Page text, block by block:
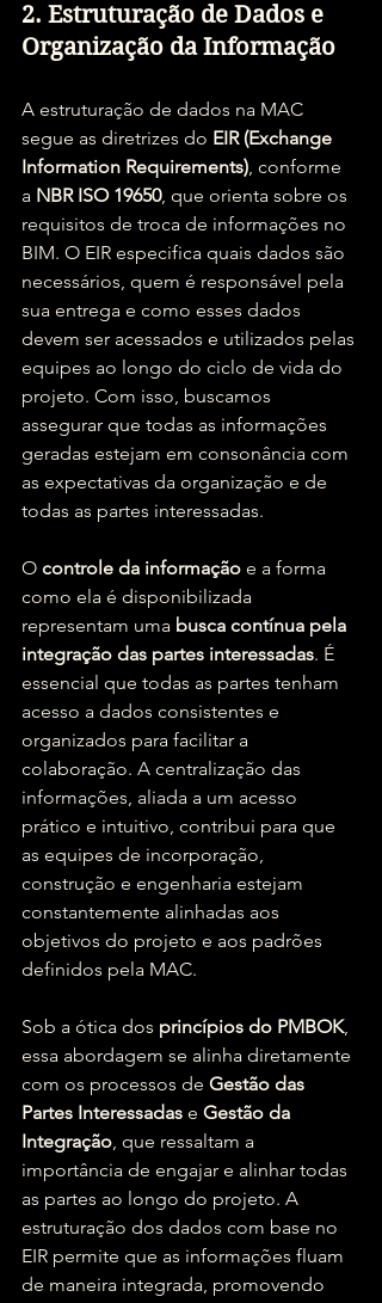
2. Estruturação de Dados e
Organização da Informação
A estruturação de dados na MAC
segue as diretrizes do EIR (Exchange
Information Requirements), conforme
a NBR ISO 19650, que orienta sobre os
requisitos de troca de informações no
BIM. O EIR especifica quais dados são
necessários, quem é responsável pela
sua entrega e como esses dados
devem ser acessados e utilizados pelas
equipes ao longo do ciclo de vida do
projeto. Com isso, buscamos
assegurar que todas as informações
geradas estejam em consonância com
as expectativas da organização e de
todas as partes interessadas.
O controle da informação e a forma
como ela é disponibilizada
representam uma busca contínua pela
integração das partes interessadas. É
essencial que todas as partes tenham
acesso a dados consistentes e
organizados para facilitar a
colaboração. A centralização das
informações, aliada a um acesso
prático e intuitivo, contribui para que
as equipes de incorporação,
construção e engenharia estejam
constantemente alinhadas aos
objetivos do projeto e aos padrões
definidos pela MAC.
Sob a ótica dos princípios do PMBOK,
essa abordagem se alinha diretamente
com os processos de Gestão das
Partes Interessadas e Gestão da
Integração, que ressaltam a
importância de engajar e alinhar todas
as partes ao longo do projeto. A
estruturação dos dados com base no
EIR permite que as informações fluam
de maneira integrada, promovendo